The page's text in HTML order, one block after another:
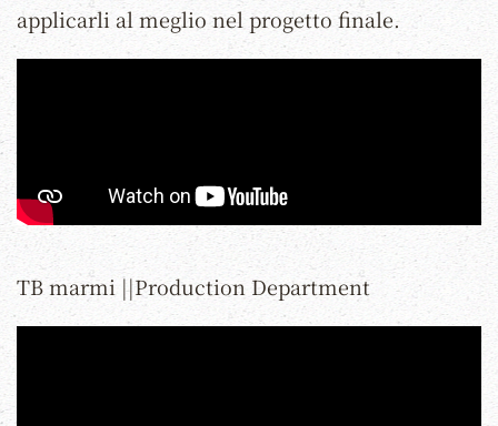
applicarli al meglio nel progetto finale.
TB marmi ||Production Department